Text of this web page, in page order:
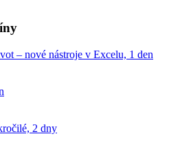
– nové nástroje v Excelu, 1 den
2 dny